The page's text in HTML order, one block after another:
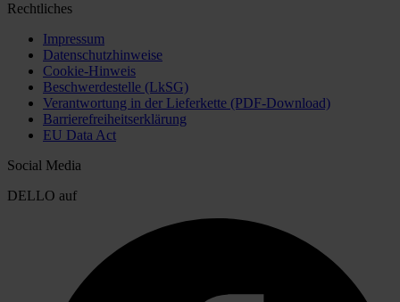
Rechtliches
Impressum
Datenschutzhinweise
Cookie-Hinweis
Beschwerdestelle (LkSG)
Verantwortung in der Lieferkette (PDF-Download)
Barrierefreiheitserklärung
EU Data Act
Social Media
DELLO auf